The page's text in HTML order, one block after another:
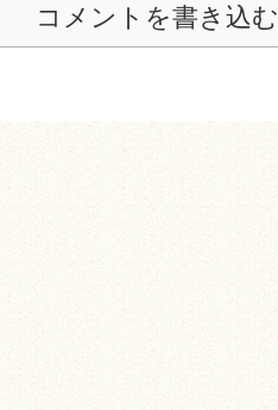
コメントを書き込む